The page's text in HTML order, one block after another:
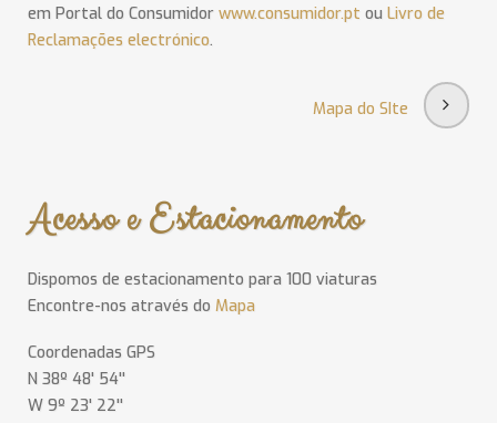
em Portal do Consumidor www.consumidor.pt ou Livro de
Reclamações electrónico.
Mapa do SIte
Acesso e Estacionamento
Dispomos de estacionamento para 100 viaturas
Encontre-nos através do Mapa
Coordenadas GPS
N 38º 48' 54''
W 9º 23' 22''